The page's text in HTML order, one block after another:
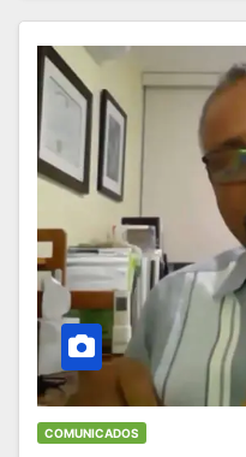
COMUNICADOS